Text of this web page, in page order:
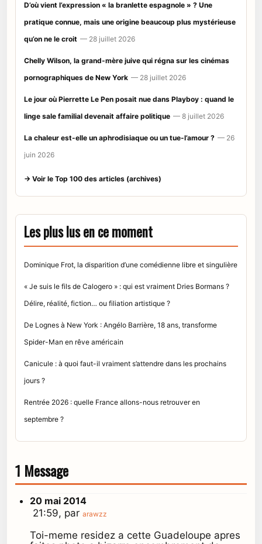
D’où vient l’expression « la branlette espagnole » ? Une
pratique connue, mais une origine beaucoup plus mystérieuse
qu’on ne le croit — 28 juillet 2026
Chelly Wilson, la grand-mère juive qui régna sur les cinémas
pornographiques de New York — 28 juillet 2026
Le jour où Pierrette Le Pen posait nue dans Playboy : quand le
linge sale familial devenait affaire politique — 8 juillet 2026
La chaleur est-elle un aphrodisiaque ou un tue-l’amour ? — 26
juin 2026
→ Voir le Top 100 des articles (archives)
Les plus lus en ce moment
Dominique Frot, la disparition d’une comédienne libre et singulière
« Je suis le fils de Calogero » : qui est vraiment Dries Bormans ?
Délire, réalité, fiction… ou filiation artistique ?
De Lognes à New York : Angélo Barrière, 18 ans, transforme
Spider-Man en rêve américain
Canicule : à quoi faut-il vraiment s’attendre dans les prochains
jours ?
Rentrée 2026 : quelle France allons-nous retrouver en
septembre ?
1 Message
20 mai 2014
21:59, par arawzz
Toi-meme residez a cette Guadeloupe apres